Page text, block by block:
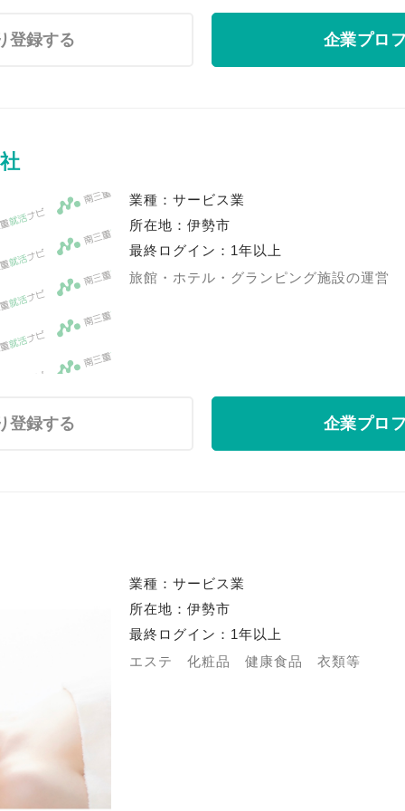
登録する 企業プロ
業種：サービス業
所在地：伊勢市
最終ログイン：1年以上
旅館・ホテル・グランピング施設の運営
登録する 企業プロ
業種：サービス業
所在地：伊勢市
最終ログイン：1年以上
エステ 化粧品 健康食品 衣類等